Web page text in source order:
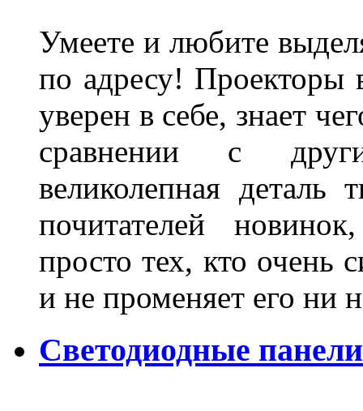
Умеете и любите
по адресу! Проекторы
уверен в себе, знает
сравнении с
великолепная
почитателей
просто тех, кто очень
и не променяет его ни
Светодиодные